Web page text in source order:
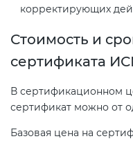
корректирующих
Стоимость и
сертификата
В сертификационном
сертификат можно от
Базовая цена на